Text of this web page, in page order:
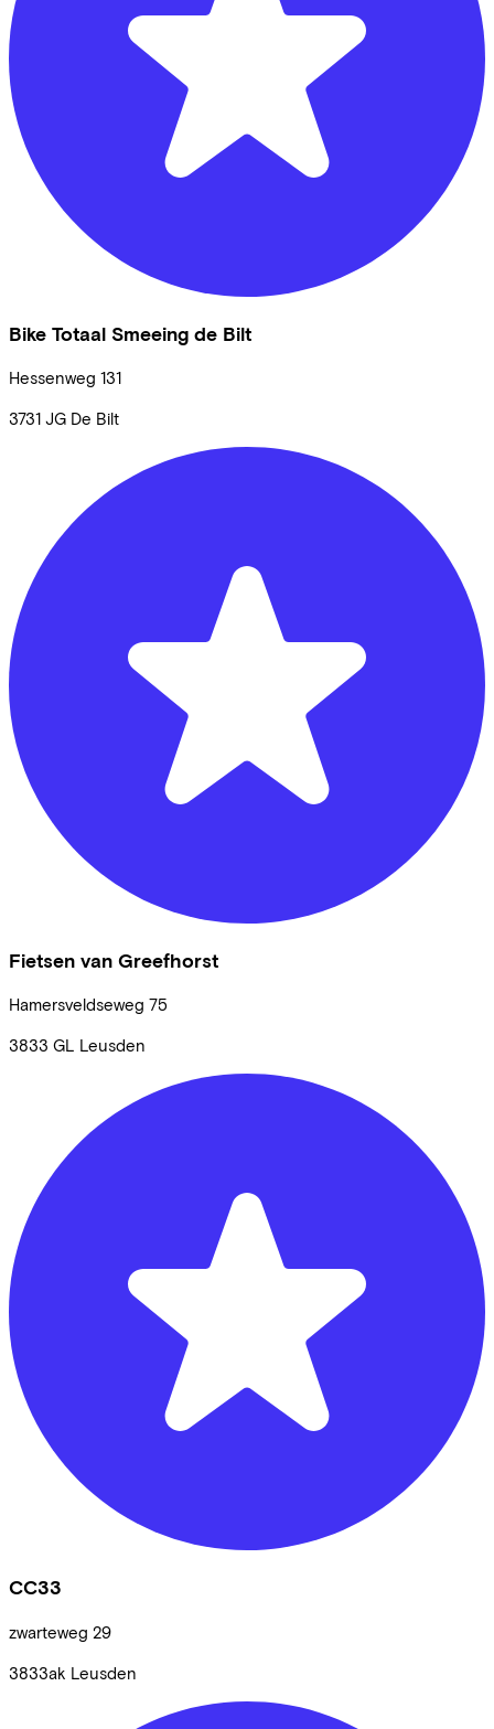
Bike Totaal Smeeing de Bilt
Hessenweg 131
3731 JG De Bilt
Fietsen van Greefhorst
Hamersveldseweg 75
3833 GL Leusden
CC33
zwarteweg 29
3833ak Leusden